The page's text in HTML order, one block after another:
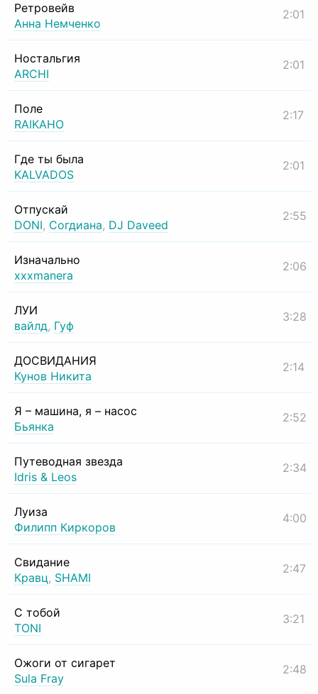
Ретровейв
Анна Немченко
2:01
Ностальгия
ARCHI
2:01
Поле
RAIKAHO
2:17
Где ты была
KALVADOS
2:01
Отпускай
DONI, Согдиана, DJ Daveed
2:55
Изначально
xxxmanera
2:06
ЛУИ
вайлд, Гуф
3:28
ДОСВИДАНИЯ
Кунов Никита
2:14
Я – машина, я – насос
Бьянка
2:52
Путеводная звезда
Idris & Leos
2:34
Луиза
Филипп Киркоров
4:00
Свидание
Кравц, SHAMI
2:47
С тобой
TONI
3:21
Ожоги от сигарет
Sula Fray
2:48